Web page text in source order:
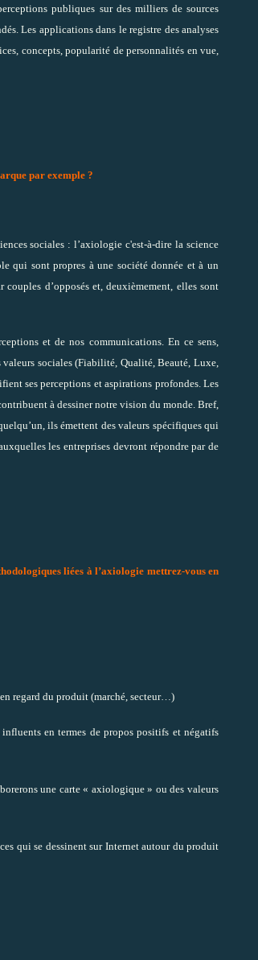
publiques sur des milliers de sources
Les applications dans le registre des analyses
concepts, popularité de personnalités en vue,
par exemple ?
sociales : l’axiologie c'est-à-dire la science
qui sont propres à une société donnée et à un
d’opposés et, deuxièmement, elles sont
et de nos communications. En ce sens,
sociales (Fiabilité, Qualité, Beauté, Luxe,
ses perceptions et aspirations profondes. Les
à dessiner notre vision du monde. Bref,
ils émettent des valeurs spécifiques qui
les entreprises devront répondre par de
liées à l’axiologie mettrez-vous en
regard du produit (marché, secteur…)
en termes de propos positifs et négatifs
une carte « axiologique » ou des valeurs
qui se dessinent sur Internet autour du produit